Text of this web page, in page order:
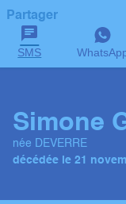
Partager
SMS
Simone
née DEVERRE
décédée le 21